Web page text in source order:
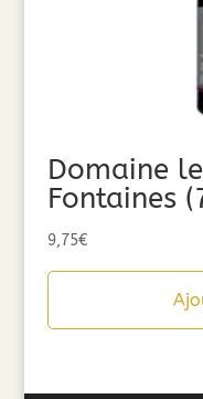
Domaine
Fontaines
9,75€